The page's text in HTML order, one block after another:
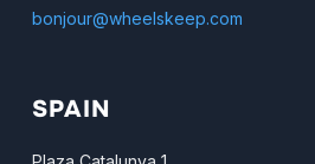
bonjour@wheelskeep.com
SPAIN